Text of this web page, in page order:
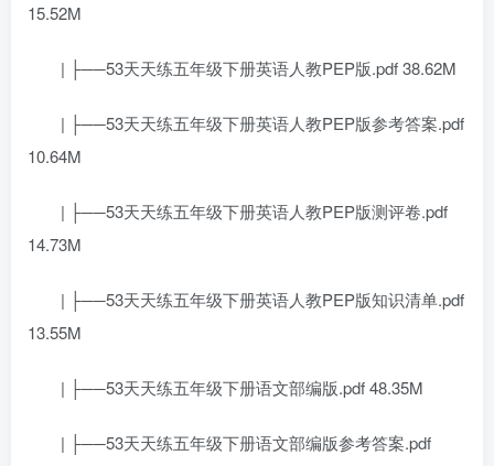
15.52M
| ├──53天天练五年级下册英语人教PEP版.pdf 38.62M
| ├──53天天练五年级下册英语人教PEP版参考答案.pdf
10.64M
| ├──53天天练五年级下册英语人教PEP版测评卷.pdf
14.73M
| ├──53天天练五年级下册英语人教PEP版知识清单.pdf
13.55M
| ├──53天天练五年级下册语文部编版.pdf 48.35M
| ├──53天天练五年级下册语文部编版参考答案.pdf